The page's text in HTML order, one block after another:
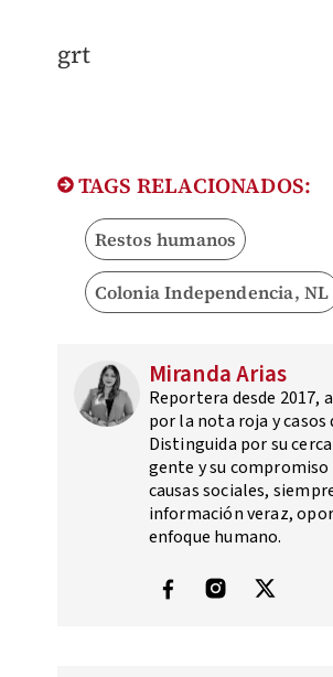
grt
TAGS RELACIONADOS:
Restos humanos
Colonia Independencia, NL
Miranda Arias
Reportera desde 2017,
por la nota roja y casos
Distinguida por su
gente y su compromiso
causas sociales,
información veraz,
enfoque humano.